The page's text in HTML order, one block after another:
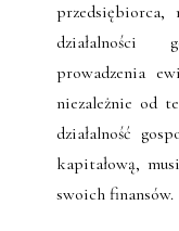
przedsiębiorca,
działalności
prowadzenia
niezależnie od
działalność
kapitałową,
swoich finansów.